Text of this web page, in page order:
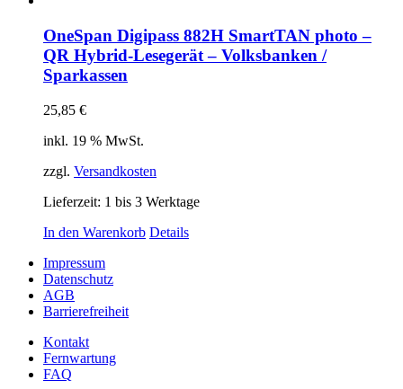
OneSpan Digipass 882H SmartTAN photo –
QR Hybrid-Lesegerät – Volksbanken /
Sparkassen
25,85 €
inkl. 19 % MwSt.
zzgl. Versandkosten
Lieferzeit: 1 bis 3 Werktage
In den Warenkorb Details
Impressum
Datenschutz
AGB
Barrierefreiheit
Kontakt
Fernwartung
FAQ